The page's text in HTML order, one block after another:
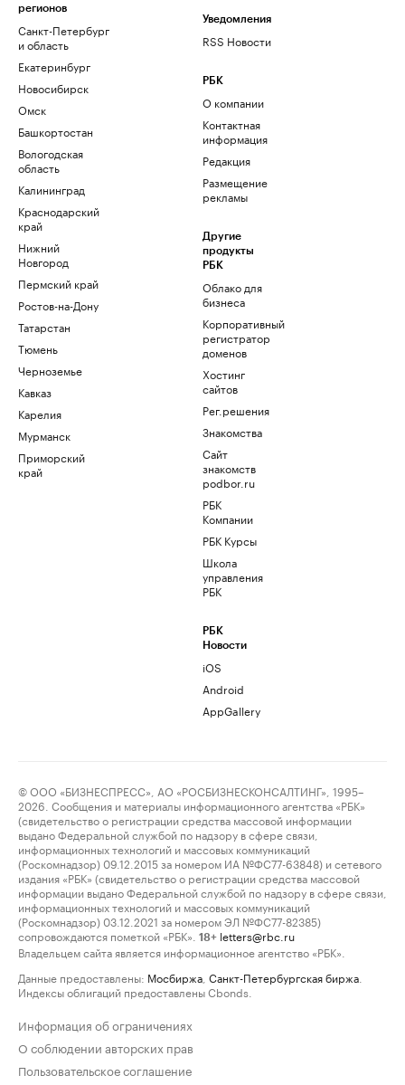
регионов
Санкт-Петербург
и область
Екатеринбург
Новосибирск
Омск
Башкортостан
Вологодская
область
Калининград
Краснодарский
край
Нижний
Новгород
Пермский край
Ростов-на-Дону
Татарстан
Тюмень
Черноземье
Кавказ
Карелия
Мурманск
Приморский
край
Уведомления
RSS Новости
РБК
О компании
Контактная
информация
Редакция
Размещение
рекламы
Другие
продукты
РБК
Облако для
бизнеса
Корпоративный
регистратор
доменов
Хостинг
сайтов
Рег.решения
Знакомства
Сайт
знакомств
podbor.ru
РБК
Компании
РБК Курсы
Школа
управления
РБК
РБК
Новости
iOS
Android
AppGallery
© ООО «БИЗНЕСПРЕСС», АО «РОСБИЗНЕСКОНСАЛТИНГ», 1995–
2026. Сообщения и материалы информационного агентства «РБК»
(свидетельство о регистрации средства массовой информации
выдано Федеральной службой по надзору в сфере связи,
информационных технологий и массовых коммуникаций
(Роскомнадзор) 09.12.2015 за номером ИА №ФС77-63848) и сетевого
издания «РБК» (свидетельство о регистрации средства массовой
информации выдано Федеральной службой по надзору в сфере связи,
информационных технологий и массовых коммуникаций
(Роскомнадзор) 03.12.2021 за номером ЭЛ №ФС77-82385)
сопровождаются пометкой «РБК».
18+ letters@rbc.ru
Владельцем сайта является информационное агентство «РБК».
Данные предоставлены: Мосбиржа Санкт-Петербургская биржа
Индексы облигаций предоставлены Cbonds.
Информация об ограничениях
О соблюдении авторских прав
Пользовательское соглашение